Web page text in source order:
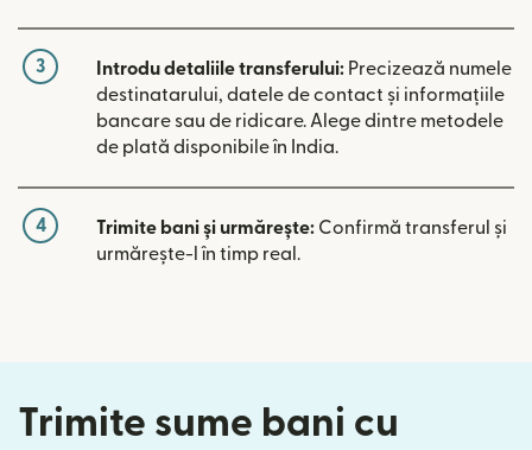
3 Introdu detaliile transferului: Precizează numele
destinatarului, datele de contact și informațiile
bancare sau de ridicare. Alege dintre metodele
de plată disponibile în India.
4 Trimite bani și urmărește: Confirmă transferul și
urmărește-l în timp real.
Trimite sume bani cu